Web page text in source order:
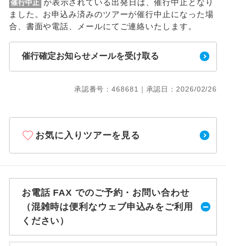
催行中止
が表示されている出発日は、催行中止となり
ました。お申込み済みのツアーが催行中止になった場
合、書面や電話、メールにてご連絡いたします。
催行確定お知らせメールを受け取る
承認番号：468681｜承認日：2026/02/26
お気に入りツアーを見る
お電話 FAX でのご予約・お問い合わせ
（混雑時は便利なウェブ申込みをご利用
ください）